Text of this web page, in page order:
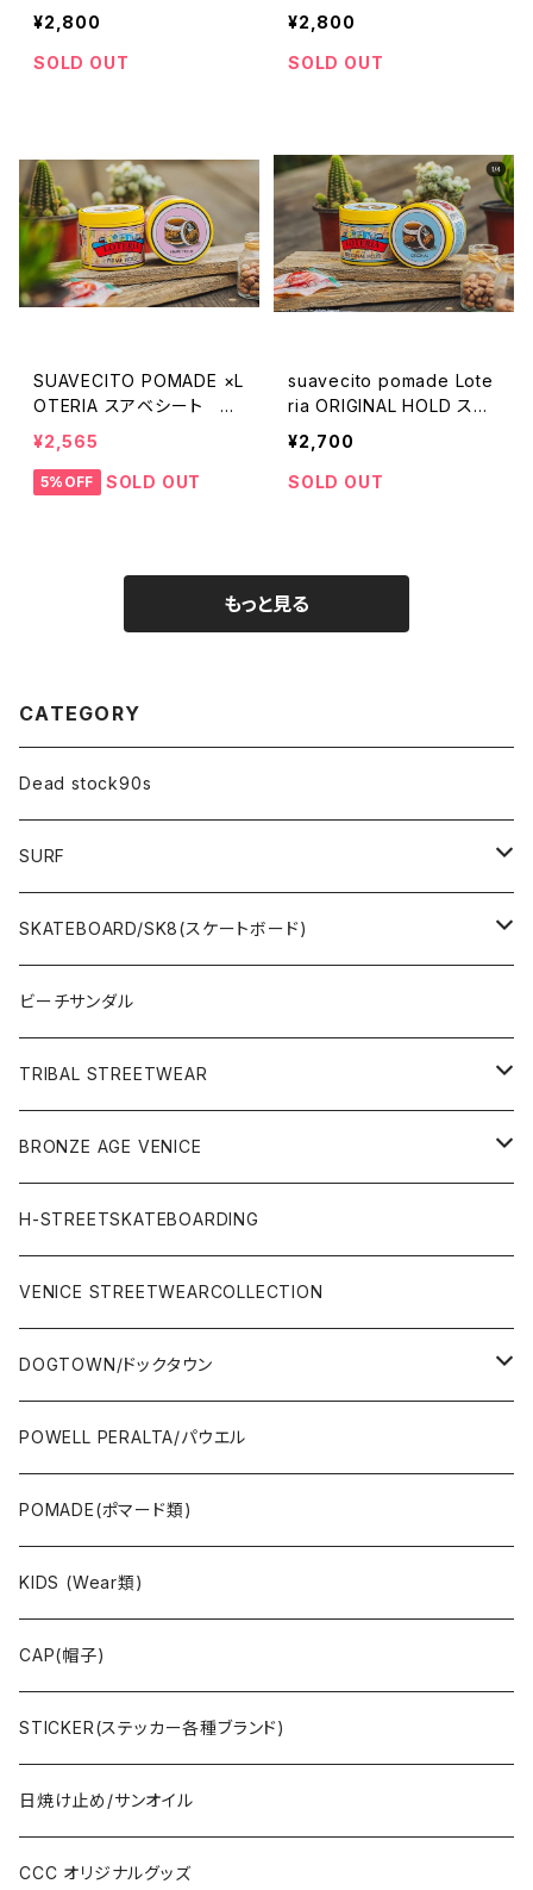
ーベシート スアベシー
ト ストロングホールド ダ
ークウッド 限定販売
¥2,800
SOLD OUT
限定販売 スアベシート
ポマード 水性ポマード
¥2,800
SOLD OUT
SUAVECITO POMADE ×L
OTERIA スアベシート ス
ーべシート 水性 ポマー
ド ロッテリア ストロング
ホールド カリフォルニア
¥2,565
5%OFF SOLD OUT
suavecito pomade Lote
ria ORIGINAL HOLD スア
ベシート ポマード コラ
ボ限定販売 ロッテリア
カリフォルニア ポマード
¥2,700
SOLD OUT
もっと見る
CATEGORY
Dead stock90s
SURF
WetSuits(ウェットスーツ )
Surf Board(サーフボード )
OTHERS(サーフ小物)
WEAR(サーフブランド衣類)
Rhythm(サーフアパレル)
Ripcurl(サーフブランド)
SKATEBOARD/SK8(スケートボード)
CLOTHING(アパレル)
DECK(デッキ)
COMPLETE（完成品）
STREET
SURFSKATE
TRUCK(トラック)
WHEEL(ウィール)
OTHERS(スケボー小物/ステッカー類)
JAYADAMS/ジェイアダムス
ビーチサンダル
TRIBAL STREETWEAR
小物類
SALE
BRONZE AGE VENICE
made in JAPAN
made in USA
H-STREETSKATEBOARDING
VENICE STREETWEARCOLLECTION
DOGTOWN/ドックタウン
WEAR(衣類)
Deck(スケートデッキ)
CAP/HAT(キャップ類)
OTHERS(ドックタウン小物)
POWELL PERALTA/パウエル
POMADE(ポマード類)
KIDS (Wear類)
CAP(帽子)
STICKER(ステッカー各種ブランド)
日焼け止め/サンオイル
CCC オリジナルグッズ